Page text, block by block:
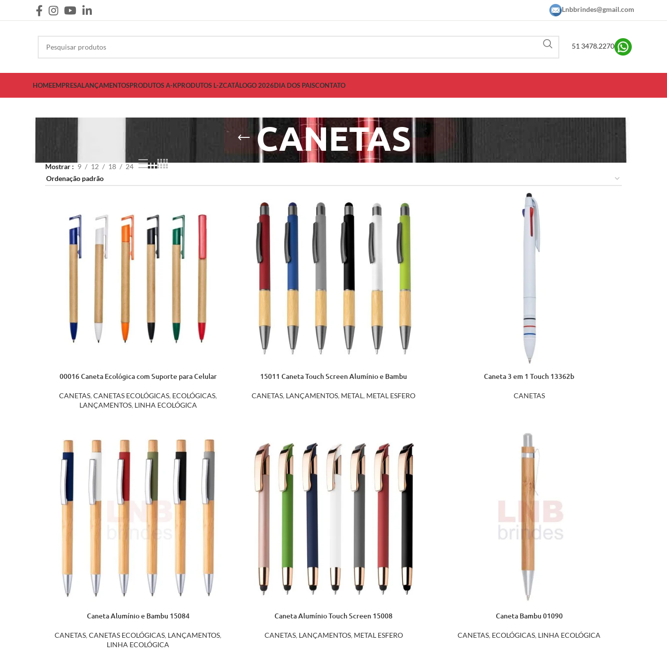
Lnbbrindes@gmail.com
51 3478.2270
HOMEEMPRESALANÇAMENTOSPRODUTOS A-KPRODUTOS L-ZCATÁLOGO 2026DIA DOS PAISCONTATO
CANETAS
Mostrar 9 12 18 24
00016 Caneta Ecológica com Suporte para Celular
CANETAS, CANETAS ECOLÓGICAS, ECOLÓGICAS,
LANÇAMENTOS, LINHA ECOLÓGICA
15011 Caneta Touch Screen Alumínio e Bambu
CANETAS, LANÇAMENTOS, METAL, METAL ESFERO
Caneta 3 em 1 Touch 13362b
CANETAS
Caneta Alumínio e Bambu 15084
CANETAS, CANETAS ECOLÓGICAS, LANÇAMENTOS,
LINHA ECOLÓGICA
Caneta Alumínio Touch Screen 15008
CANETAS, LANÇAMENTOS, METAL ESFERO
Caneta Bambu 01090
CANETAS, ECOLÓGICAS, LINHA ECOLÓGICA